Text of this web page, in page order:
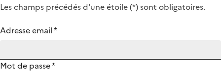
Les champs précédés d'une étoile (*) sont obligatoires.
Adresse email*
Mot de passe*